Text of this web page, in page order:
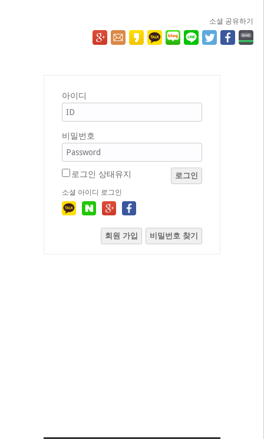
소셜 공유하기
아이디
비밀번호
로그인 상태유지 로그인
소셜 아이디 로그인
회원 가입 비밀번호 찾기